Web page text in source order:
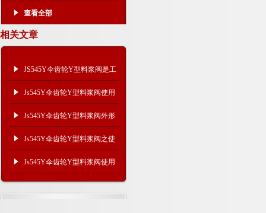
查看全部
相关文章
JS545Y伞齿轮Y型料浆阀是工
业的坚固守护者
Js545Y伞齿轮Y型料浆阀使用
范围及结构尺寸
Js545Y伞齿轮Y型料浆阀外形
尺寸及使用行业
Js545Y伞齿轮Y型料浆阀之使
用行业及结构尺寸
Js545Y伞齿轮Y型料浆阀使用
行业